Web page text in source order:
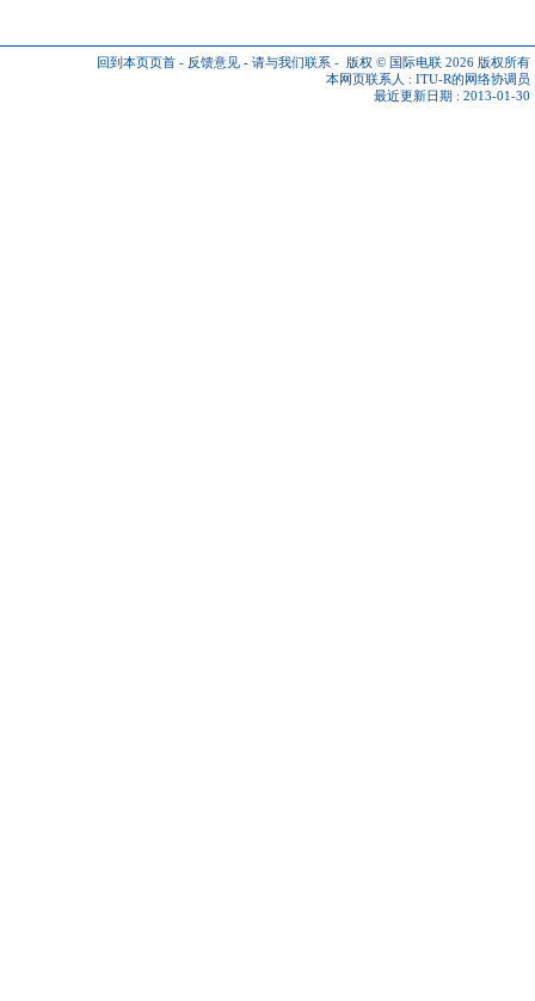
回到本页页首 - 反馈意见 - 请与我们联系 - 版权 © 国际电联 2026 版权所有
本网页联系人 : ITU-R的网络协调员
最近更新日期 : 2013-01-30